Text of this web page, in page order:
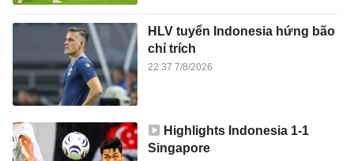
HLV tuyển Indonesia hứng bão
chỉ trích
22:37 7/8/2026
Highlights Indonesia 1-1
Singapore